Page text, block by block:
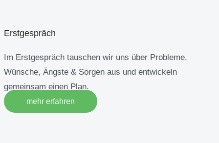
Erstgespräch
Im Erstgespräch tauschen wir uns über Probleme,
Wünsche, Ängste & Sorgen aus und entwickeln
gemeinsam einen Plan.
mehr erfahren